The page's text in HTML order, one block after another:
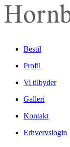
Bestil
Profil
Vi tilbyder
Galleri
Kontakt
Erhvervslogin